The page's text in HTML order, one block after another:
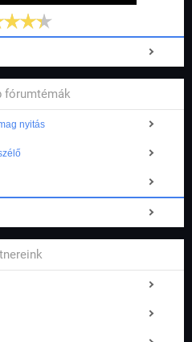
fórumtémák
nyitás